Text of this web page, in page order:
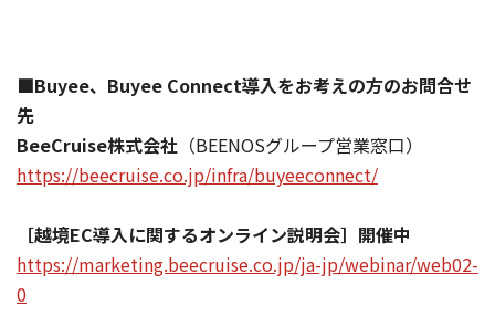
■Buyee、Buyee Connect導入をお考えの方のお問合せ
先
BeeCruise株式会社 （BEENOSグループ営業窓口）
https://beecruise.co.jp/infra/buyeeconnect/
［越境EC導入に関するオンライン説明会］開催中
https://marketing.beecruise.co.jp/ja-jp/webinar/web02-
0